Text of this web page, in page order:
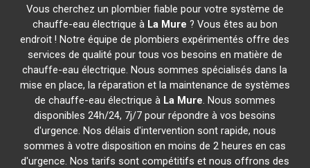
Vous cherchez un plombier fiable pour votre système de
chauffe-eau électrique à La Mure ? Vous êtes au bon
endroit ! Notre équipe de plombiers expérimentés offre des
services de qualité pour tous vos besoins en matière de
chauffe-eau électrique. Nous sommes spécialisés dans la
mise en place, la réparation et la maintenance de systèmes
de chauffe-eau électrique à La Mure. Nous sommes
disponibles 24h/24, 7j/7 pour répondre à vos besoins
d'urgence. Nos délais d'intervention sont rapide, nous
sommes à votre disposition en moins de 2 heures en cas
d'urgence. Nos tarifs sont compétitifs et nous offrons des